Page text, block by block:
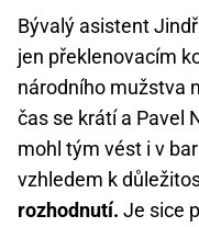
Bývalý asistent
jen překlenovacím
národního mužstva
čas se krátí a Pavel
mohl tým vést i v
vzhledem k
rozhodnutí. Je sice